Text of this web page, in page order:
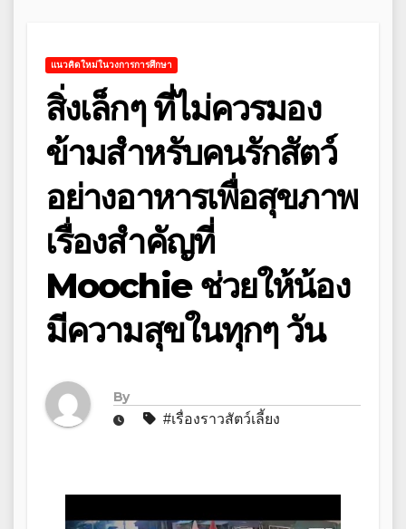
แนวคิดใหม่ในวงการการศึกษา
สิ่งเล็กๆ ที่ไม่ควรมอง
ข้ามสำหรับคนรักสัตว์
อย่างอาหารเพื่อสุขภาพ
เรื่องสำคัญที่
Moochie ช่วยให้น้อง
มีความสุขในทุกๆ วัน
By
#เรื่องราวสัตว์เลี้ยง